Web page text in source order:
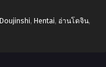
Doujinshi, Hentai, อ่านโดจิน,